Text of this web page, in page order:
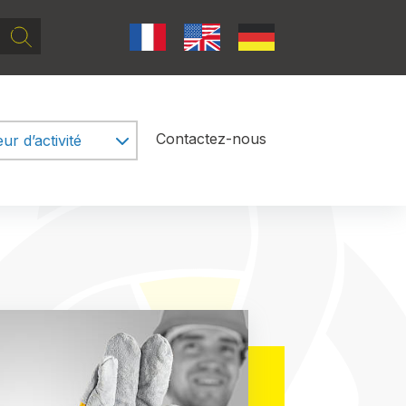
Rechercher
d’activité Contactez-nous